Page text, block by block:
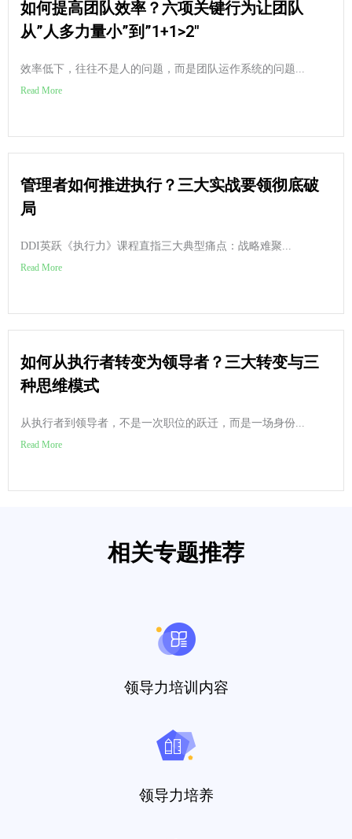
如何提高团队效率？六项关键行为让团队
从”人多力量小”到”1+1>2″
效率低下，往往不是人的问题，而是团队运作系统的问题...
Read More
管理者如何推进执行？三大实战要领彻底破
局
DDI英跃《执行力》课程直指三大典型痛点：战略难聚...
Read More
如何从执行者转变为领导者？三大转变与三
种思维模式
从执行者到领导者，不是一次职位的跃迁，而是一场身份...
Read More
相关专题推荐
领导力培训内容
领导力培养